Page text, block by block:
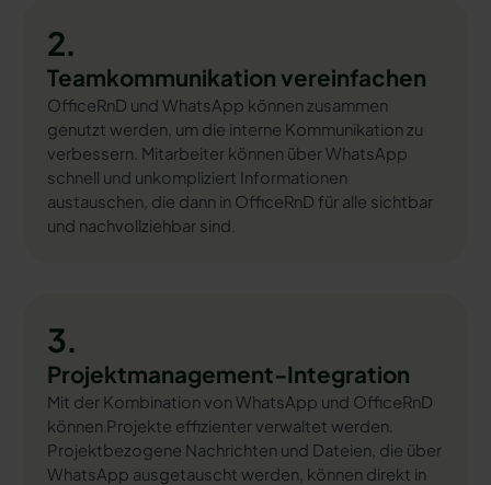
2.
Teamkommunikation vereinfachen
OfficeRnD und WhatsApp können zusammen
genutzt werden, um die interne Kommunikation zu
verbessern. Mitarbeiter können über WhatsApp
schnell und unkompliziert Informationen
austauschen, die dann in OfficeRnD für alle sichtbar
und nachvollziehbar sind.
3.
Projektmanagement-Integration
Mit der Kombination von WhatsApp und OfficeRnD
können Projekte effizienter verwaltet werden.
Projektbezogene Nachrichten und Dateien, die über
WhatsApp ausgetauscht werden, können direkt in